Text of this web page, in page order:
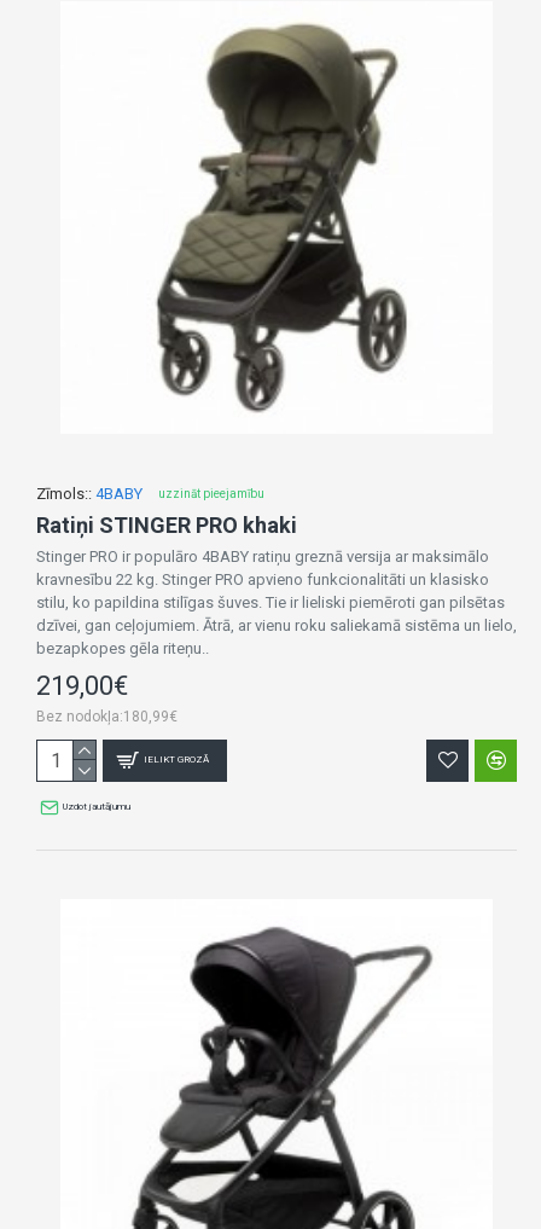
Zīmols:: 4BABY uzzināt pieejamību
Ratiņi STINGER PRO khaki
Stinger PRO ir populāro 4BABY ratiņu greznā versija ar maksimālo
kravnesību 22 kg. Stinger PRO apvieno funkcionalitāti un klasisko
stilu, ko papildina stilīgas šuves. Tie ir lieliski piemēroti gan pilsētas
dzīvei, gan ceļojumiem. Ātrā, ar vienu roku saliekamā sistēma un lielo,
bezapkopes gēla riteņu..
219,00€
Bez nodokļa:180,99€
IELIKT GROZĀ
Uzdot jautājumu